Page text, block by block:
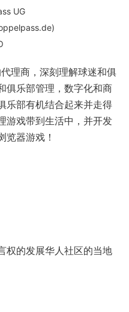
UG
理商，深刻理解球迷和俱
俱乐部管理，数字化和商
乐部有机结合起来并走得
游戏带到生活中，并开发
览器游戏！
权的发展华人社区的当地